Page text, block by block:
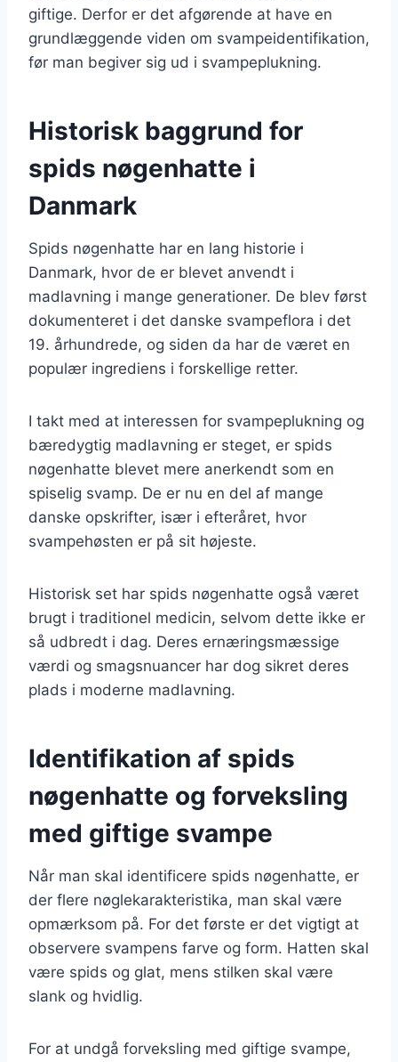
giftige. Derfor er det afgørende at have en
grundlæggende viden om svampeidentifikation,
før man begiver sig ud i svampeplukning.
Historisk baggrund for
spids nøgenhatte i
Danmark
Spids nøgenhatte har en lang historie i
Danmark, hvor de er blevet anvendt i
madlavning i mange generationer. De blev først
dokumenteret i det danske svampeflora i det
19. århundrede, og siden da har de været en
populær ingrediens i forskellige retter.
I takt med at interessen for svampeplukning og
bæredygtig madlavning er steget, er spids
nøgenhatte blevet mere anerkendt som en
spiselig svamp. De er nu en del af mange
danske opskrifter, især i efteråret, hvor
svampehøsten er på sit højeste.
Historisk set har spids nøgenhatte også været
brugt i traditionel medicin, selvom dette ikke er
så udbredt i dag. Deres ernæringsmæssige
værdi og smagsnuancer har dog sikret deres
plads i moderne madlavning.
Identifikation af spids
nøgenhatte og forveksling
med giftige svampe
Når man skal identificere spids nøgenhatte, er
der flere nøglekarakteristika, man skal være
opmærksom på. For det første er det vigtigt at
observere svampens farve og form. Hatten skal
være spids og glat, mens stilken skal være
slank og hvidlig.
For at undgå forveksling med giftige svampe,